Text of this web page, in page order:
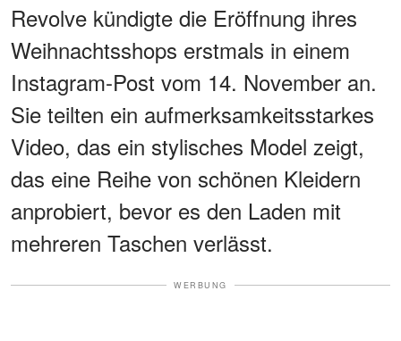
Revolve kündigte die Eröffnung ihres
Weihnachtsshops erstmals in einem
Instagram-Post vom 14. November an.
Sie teilten ein aufmerksamkeitsstarkes
Video, das ein stylisches Model zeigt,
das eine Reihe von schönen Kleidern
anprobiert, bevor es den Laden mit
mehreren Taschen verlässt.
WERBUNG